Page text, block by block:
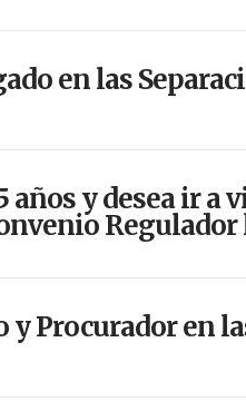
en las
y desea ir a
Procurador en